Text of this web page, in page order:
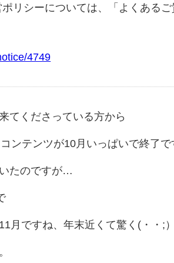
リシーについては、「よくある
4749
てくださっている方から
ンテンツが10月いっぱいで終了で
たのですが…
月ですね、年末近くて驚く(・・;）